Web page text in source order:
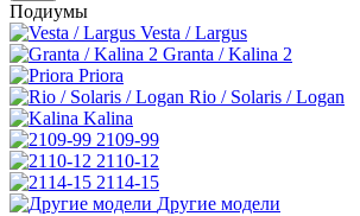
Подиумы
Vesta / Largus
Granta / Kalina 2
Priora
Rio / Solaris / Logan
Kalina
2109-99
2110-12
2114-15
Другие модели